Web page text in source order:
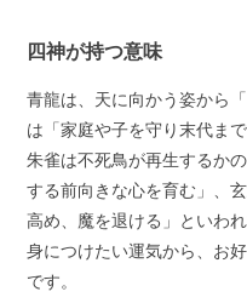
四神が持つ意味
青龍は、天に向かう姿から
は「家庭や子を守り末代まで
朱雀は不死鳥が再生するか
する前向きな心を育む」、
高め、魔を退ける」といわれ
身につけたい運気から、お
です。